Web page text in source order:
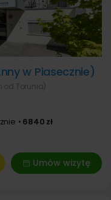
w Piasecznie)
od Torunia)
6840 zł
Umów wizytę